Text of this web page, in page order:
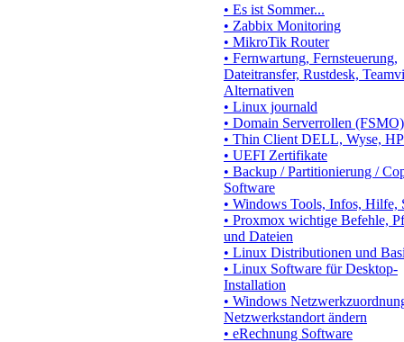
• Es ist Sommer...
• Zabbix Monitoring
• MikroTik Router
• Fernwartung, Fernsteuerung,
Dateitransfer, Rustdesk,
Alternativen
• Linux journald
• Domain Serverrollen (FSMO)
• Thin Client DELL, Wyse, HP
• UEFI Zertifikate
• Backup / Partitionierung /
Software
• Windows Tools, Infos, Hilfe,
• Proxmox wichtige Befehle,
und Dateien
• Linux Distributionen und
• Linux Software für Desktop-
Installation
• Windows
Netzwerkstandort ändern
• eRechnung Software